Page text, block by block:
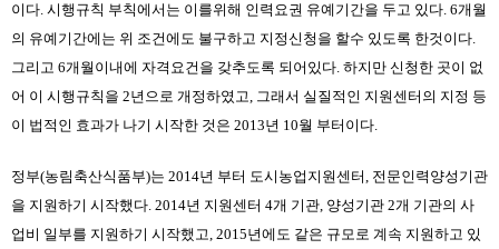
이다. 시행규칙 부칙에서는 이를위해 인력요권 유예기간을 두고 있다. 6개월
의 유예기간에는 위 조건에도 불구하고 지정신청을 할수 있도록 한것이다.
그리고 6개월이내에 자격요건을 갖추도록 되어있다. 하지만 신청한 곳이 없
어 이 시행규칙을 2년으로 개정하였고, 그래서 실질적인 지원센터의 지정 등
이 법적인 효과가 나기 시작한 것은 2013년 10월 부터이다.
정부(농림축산식품부)는 2014년 부터 도시농업지원센터, 전문인력양성기관
을 지원하기 시작했다. 2014년 지원센터 4개 기관, 양성기관 2개 기관의 사
업비 일부를 지원하기 시작했고, 2015년에도 같은 규모로 계속 지원하고 있